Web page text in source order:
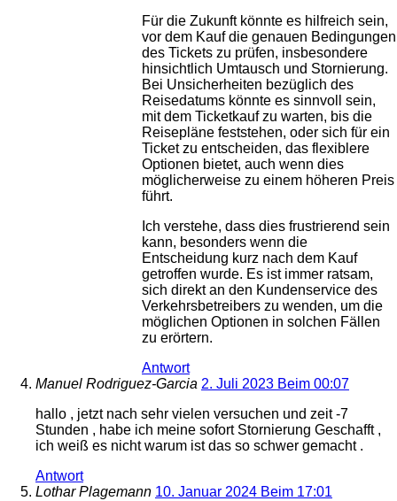
Für die Zukunft könnte es hilfreich sein,
vor dem Kauf die genauen Bedingungen
des Tickets zu prüfen, insbesondere
hinsichtlich Umtausch und Stornierung.
Bei Unsicherheiten bezüglich des
Reisedatums könnte es sinnvoll sein,
mit dem Ticketkauf zu warten, bis die
Reisepläne feststehen, oder sich für ein
Ticket zu entscheiden, das flexiblere
Optionen bietet, auch wenn dies
möglicherweise zu einem höheren Preis
führt.
Ich verstehe, dass dies frustrierend sein
kann, besonders wenn die
Entscheidung kurz nach dem Kauf
getroffen wurde. Es ist immer ratsam,
sich direkt an den Kundenservice des
Verkehrsbetreibers zu wenden, um die
möglichen Optionen in solchen Fällen
zu erörtern.
Antwort
Manuel Rodriguez-Garcia 2. Juli 2023 Beim 00:07
hallo , jetzt nach sehr vielen versuchen und zeit -7
Stunden , habe ich meine sofort Stornierung Geschafft ,
ich weiß es nicht warum ist das so schwer gemacht .
Antwort
Lothar Plagemann 10. Januar 2024 Beim 17:01